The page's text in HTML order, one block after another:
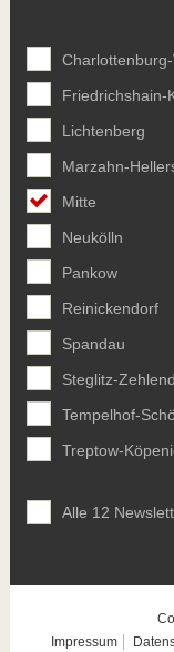
Friedrichshain-
Lichtenberg
Marzahn-
Mitte
Neukölln
Pankow
Reinickendorf
Spandau
Steglitz-
Tempelhof-
Treptow-
Alle 12
Impressum